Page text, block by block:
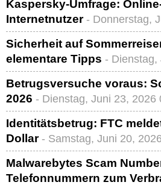
Kaspersky-Umfrage:
Internetnutzer - Donnerstag,
Sicherheit auf
elementare Tipps - Dienstag,
Betrugsversuche voraus:
2026 - Dienstag, Juni 23, 2026
Identitätsbetrug: FTC
Dollar - Samstag, Juni 20,
Malwarebytes Scam
Telefonnummern zum